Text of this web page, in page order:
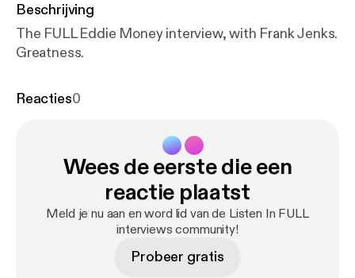
Beschrijving
The FULL Eddie Money interview, with Frank Jenks.
Greatness.
Reacties0
Wees de eerste die een
reactie plaatst
Meld je nu aan en word lid van de Listen In FULL
interviews community!
Probeer gratis